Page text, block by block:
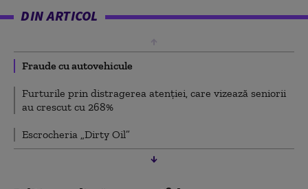
DIN ARTICOL
Fraude cu autovehicule
Furturile prin distragerea atenţiei, care vizează seniorii
au crescut cu 268%
Escrocheria „Dirty Oil”